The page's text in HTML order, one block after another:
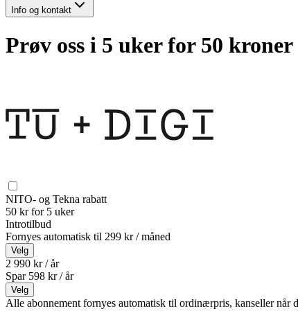
Info og kontakt
Prøv oss i 5 uker for 50 kroner
NITO- og Tekna rabatt
50 kr for 5 uker
Introtilbud
Fornyes automatisk til 299 kr / måned
Velg
2 990 kr / år
Spar 598 kr /år
Velg
Alle abonnement fornyes automatisk til ordinærpris, kanseller når